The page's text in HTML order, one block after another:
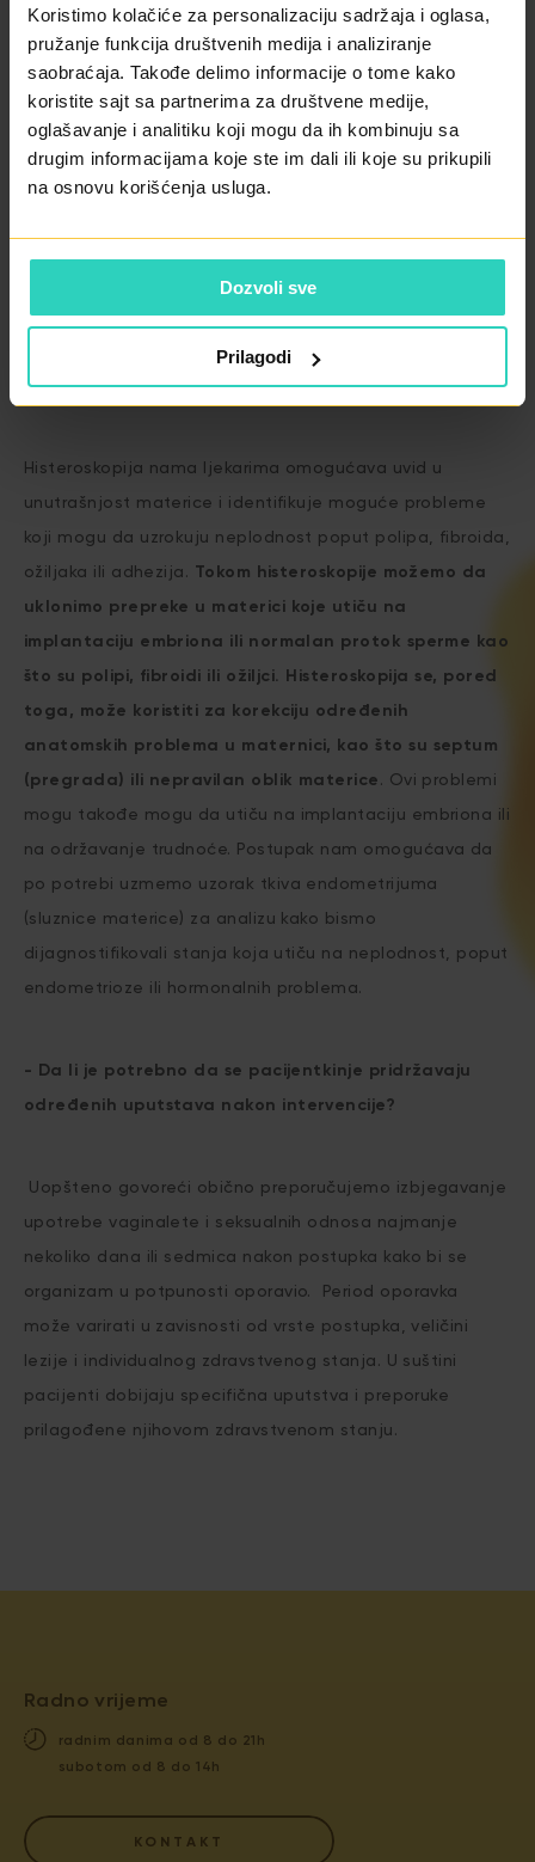
Koristimo kolačiće za personalizaciju sadržaja i oglasa,
pružanje funkcija društvenih medija i analiziranje
saobraćaja. Takođe delimo informacije o tome kako
koristite sajt sa partnerima za društvene medije,
oglašavanje i analitiku koji mogu da ih kombinuju sa
drugim informacijama koje ste im dali ili koje su prikupili
na osnovu korišćenja usluga.
Dozvoli sve
Prilagodi
Druga intervencija koju često obavljamo jeLLC ekscizija
(skraćenica za loop electrosurgical excision procedure) i
to je medicinski postupak uklanjanja lezije ili
abnormalnog tkiva pomoću elektrohirurške tehnike.
Postupak se često koristi za uklanjanje bradavica, cisti,
koji je zahvaćen hroničnom upalom ili prekanceroznim
Kako histeroskopija pomaže prilikom dijgnostike i
liječenja neplodnosti?
Histeroskopija nama ljekarima omogućava uvid u
unutrašnjost materice i identifikuje moguće probleme
koji mogu da uzrokuju neplodnost poput polipa, fibroida,
ožiljaka ili adhezija. Tokom histeroskopije možemo da
uklonimo prepreke u materici koje utiču na
implantaciju embriona ili normalan protok sperme kao
što su polipi, fibroidi ili ožiljci. Histeroskopija se, pored
toga, može koristiti za korekciju određenih
anatomskih problema u maternici, kao što su septum
(pregrada) ili nepravilan oblik materice. Ovi problemi
mogu takođe mogu da utiču na implantaciju embriona ili
na održavanje trudnoće. Postupak nam omogućava da
po potrebi uzmemo uzorak tkiva endometrijuma
(sluznice materice) za analizu kako bismo
dijagnostifikovali stanja koja utiču na neplodnost, poput
endometrioze ili hormonalnih problema.
- Da li je potrebno da se pacijentkinje pridržavaju
određenih uputstava nakon intervencije?
Uopšteno govoreći obično preporučujemo izbjegavanje
upotrebe vaginalete i seksualnih odnosa najmanje
nekoliko dana ili sedmica nakon postupka kako bi se
organizam u potpunosti oporavio. Period oporavka
može varirati u zavisnosti od vrste postupka, veličini
lezije i individualnog zdravstvenog stanja. U suštini
pacijenti dobijaju specifična uputstva i preporuke
prilagođene njihovom zdravstvenom stanju.
Radno vrijeme
radnim danima od 8 do 21h
subotom od 8 do 14h
KONTAKT